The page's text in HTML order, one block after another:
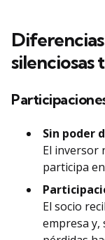
silenciosas
Sin poder
El inversor
participa
El socio
empresa y,